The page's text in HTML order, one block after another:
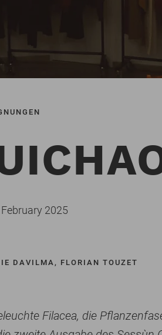
2025
DAVILMA, FLORIAN TOUZET
Filacea, die